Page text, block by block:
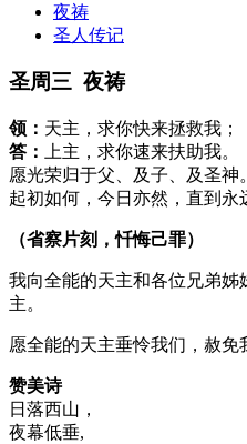
夜祷
圣人传记
圣周三 夜祷
领： 天主，求你快来拯救我；
答：
上主，求你速来扶助我。
愿光荣归于父、及子、及圣神。
起初如何，今日亦然，直到永
（省察片刻，忏悔己罪）
我向全能的天主和各位兄弟
主。
愿全能的天主垂怜我们，赦免
赞美诗
日落西山，
夜幕低垂,